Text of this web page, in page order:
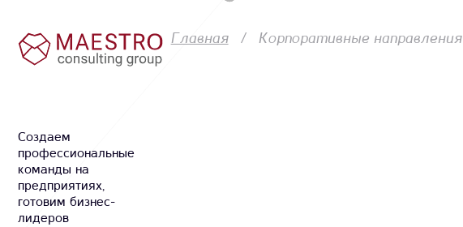
Cоздаем
профессиональные
команды на
предприятиях,
готовим бизнес-
лидеров
Главная Корпоративные направления